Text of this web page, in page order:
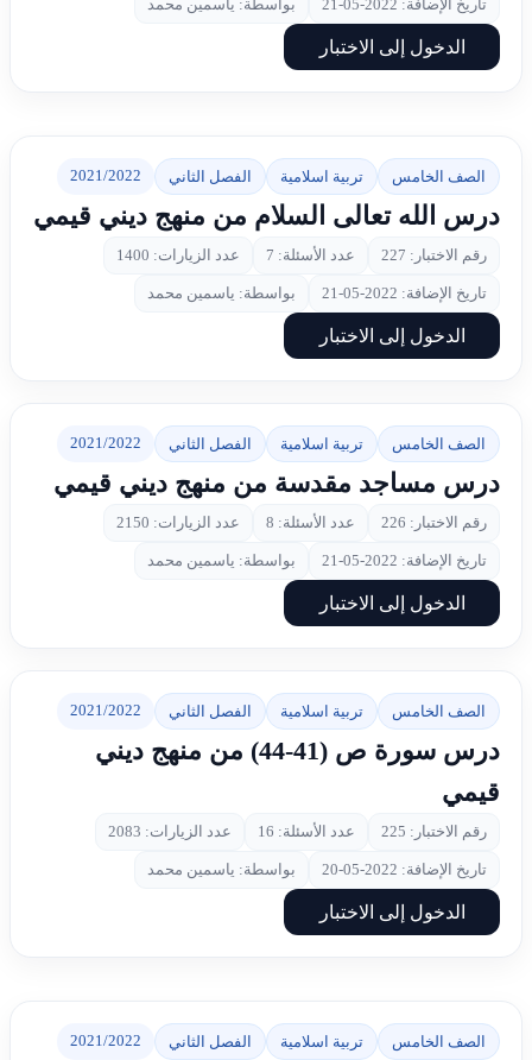
تاريخ الإضافة: 2022-05-21 بواسطة: ياسمين محمد
الدخول إلى الاختبار
الصف الخامس تربية اسلامية الفصل الثاني 2021/2022
درس الله تعالى السلام من منهج ديني قيمي
رقم الاختبار: 227 عدد الأسئلة: 7 عدد الزيارات: 1400
تاريخ الإضافة: 2022-05-21 بواسطة: ياسمين محمد
الدخول إلى الاختبار
الصف الخامس تربية اسلامية الفصل الثاني 2021/2022
درس مساجد مقدسة من منهج ديني قيمي
رقم الاختبار: 226 عدد الأسئلة: 8 عدد الزيارات: 2150
تاريخ الإضافة: 2022-05-21 بواسطة: ياسمين محمد
الدخول إلى الاختبار
الصف الخامس تربية اسلامية الفصل الثاني 2021/2022
درس سورة ص (41-44) من منهج ديني
قيمي
رقم الاختبار: 225 عدد الأسئلة: 16 عدد الزيارات: 2083
تاريخ الإضافة: 2022-05-20 بواسطة: ياسمين محمد
الدخول إلى الاختبار
الصف الخامس تربية اسلامية الفصل الثاني 2021/2022